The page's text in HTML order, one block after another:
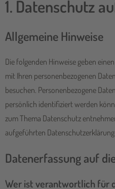
1. Datenschutz
Allgemeine Hinweise
Die folgenden Hinweise geben
mit Ihren personenbezogenen
besuchen. Personenbezogene
persönlich identifiziert werden
zum Thema Datenschutz
aufgeführten Datenschutzerklärung.
Datenerfassung auf
Wer ist verantwortlich für